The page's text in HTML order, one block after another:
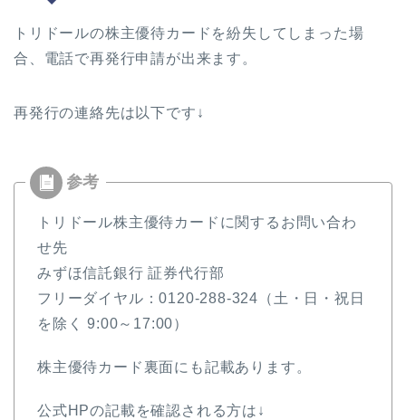
トリドールの株主優待カードを紛失してしまった場
合、電話で再発行申請が出来ます。
再発行の連絡先は以下です↓
トリドール株主優待カードに関するお問い合わ
せ先
みずほ信託銀行 証券代行部
フリーダイヤル：0120‐288‐324（土・日・祝日
を除く 9:00～17:00）
株主優待カード裏面にも記載あります。
公式HPの記載を確認される方は↓